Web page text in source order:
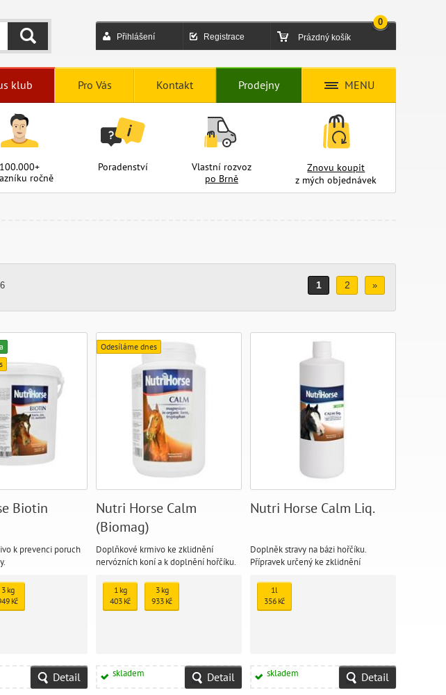
Přihlášení Registrace Prázdný košík
0
HLEDAT
klub Pro Vás Kontakt Prodejny MENU
100.000+
ročně
Poradenství
Vlastní rozvoz
po Brně
Znovu koupit
z mých objednávek
1 2 »
Biotin
k prevenci poruch
3 kg
Kč
Detail
Odesíláme dnes
Nutri Horse Calm
(Biomag)
Doplňkové krmivo ke zklidnění
nervózních koní a k doplnění hořčíku.
1 kg
403 Kč
3 kg
933 Kč
skladem Detail
Nutri Horse Calm Liq.
Doplněk stravy na bázi hořčíku.
Přípravek určený ke zklidnění
1l
356 Kč
skladem Detail